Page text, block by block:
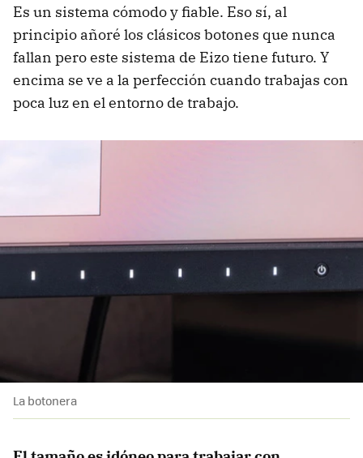
Es un sistema cómodo y fiable. Eso sí, al
principio añoré los clásicos botones que nunca
fallan pero este sistema de Eizo tiene futuro. Y
encima se ve a la perfección cuando trabajas con
poca luz en el entorno de trabajo.
La botonera